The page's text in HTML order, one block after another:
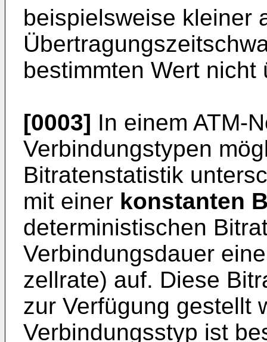
beispielsweise kleiner
bestimmten Wert nicht
[0003] In einem ATM-
Verbindungstypen
Bitratenstatistik
mit einer konstanten
deterministischen
Verbindungsdauer
zellrate) auf. Diese
zur Verfügung gestellt
Verbindungsstyp ist